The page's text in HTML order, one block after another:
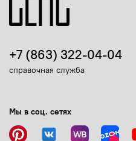
+7 (863) 322-04-04
справочная служба
Мы в соц. сетях